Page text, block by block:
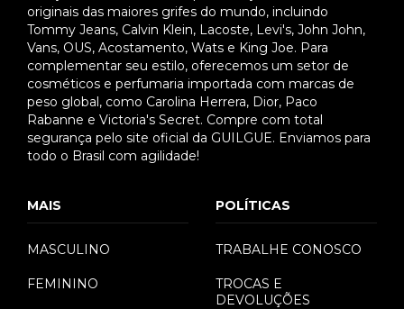
originais das maiores grifes do mundo, incluindo
Tommy Jeans, Calvin Klein, Lacoste, Levi's, John John,
Vans, OUS, Acostamento, Wats e King Joe. Para
complementar seu estilo, oferecemos um setor de
cosméticos e perfumaria importada com marcas de
peso global, como Carolina Herrera, Dior, Paco
Rabanne e Victoria's Secret. Compre com total
segurança pelo site oficial da GUILGUE. Enviamos para
todo o Brasil com agilidade!
MAIS
MASCULINO
FEMININO
POLÍTICAS
TRABALHE CONOSCO
TROCAS E
DEVOLUÇÕES